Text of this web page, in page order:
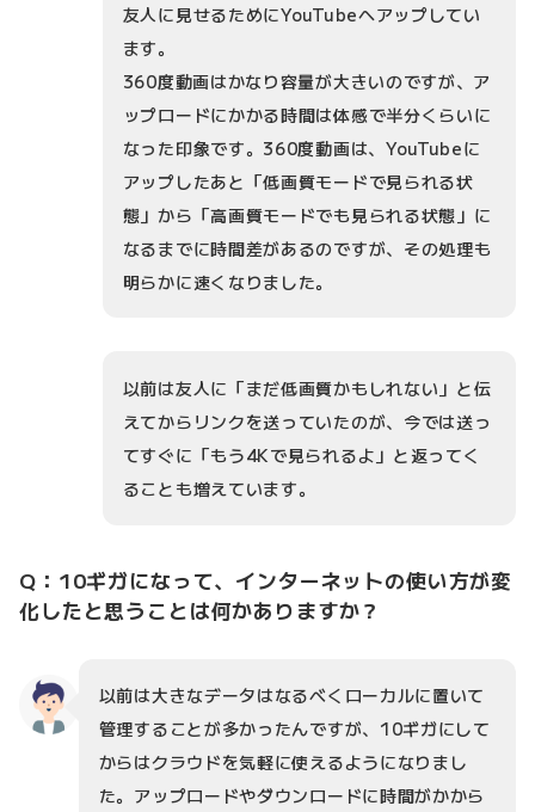
友人に見せるためにYouTubeへアップしてい
ます。
360度動画はかなり容量が大きいのですが、ア
ップロードにかかる時間は体感で半分くらいに
なった印象です。360度動画は、YouTubeに
アップしたあと「低画質モードで見られる状
態」から「高画質モードでも見られる状態」に
なるまでに時間差があるのですが、その処理も
明らかに速くなりました。
以前は友人に「まだ低画質かもしれない」と伝
えてからリンクを送っていたのが、今では送っ
てすぐに「もう4Kで見られるよ」と返ってく
ることも増えています。
Q：10ギガになって、インターネットの使い方が変
化したと思うことは何かありますか？
以前は大きなデータはなるべくローカルに置いて
管理することが多かったんですが、10ギガにして
からはクラウドを気軽に使えるようになりまし
た。アップロードやダウンロードに時間がかから